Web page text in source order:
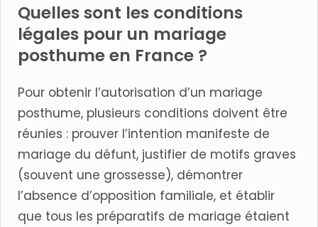
Quelles sont les conditions
légales pour un mariage
posthume en France ?
Pour obtenir l’autorisation d’un mariage
posthume, plusieurs conditions doivent être
réunies : prouver l’intention manifeste de
mariage du défunt, justifier de motifs graves
(souvent une grossesse), démontrer
l’absence d’opposition familiale, et établir
que tous les préparatifs de mariage étaient